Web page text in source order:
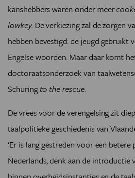
kanshebbers waren onder meer
lowkey. De verkiezing zal de zorgen
hebben bevestigd: de jeugd gebruikt
Engelse woorden. Maar daar komt
doctoraatsonderzoek van
Schuringto the rescue.
De vrees voor de verengelsing zit
taalpolitieke geschiedenis van
‘Er is lang gestreden voor een
Nederlands, denk aan de introductie